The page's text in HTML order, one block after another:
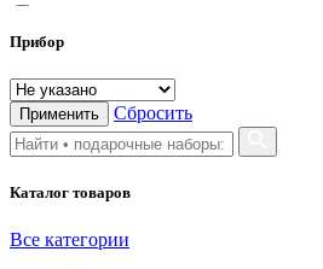
рюмки
стаканы
стопки
чарки
Прибор
Применить Сбросить
Каталог товаров
Все категории